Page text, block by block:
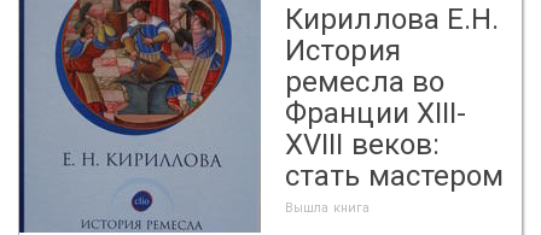
Кириллова Е.Н.
История
ремесла во
Франции XIII-
XVIII веков:
стать мастером
Вышла книга